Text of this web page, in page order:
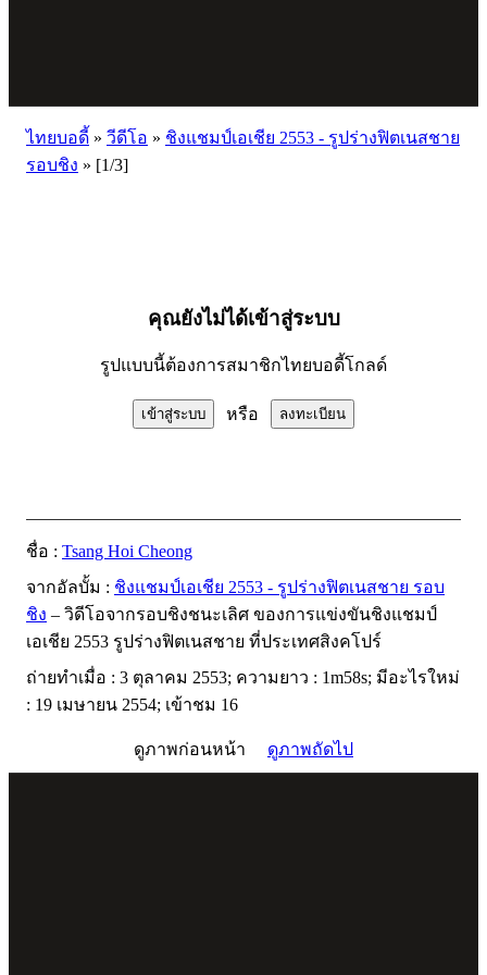
ไทยบอดี้ » วีดีโอ » ชิงแชมป์เอเชีย 2553 - รูปร่างฟิตเนสชาย
รอบชิง » [1/3]
คุณยังไม่ได้เข้าสู่ระบบ
รูปแบบนี้ต้องการสมาชิกไทยบอดี้โกลด์
หรือ
ชื่อ : Tsang Hoi Cheong
จากอัลบั้ม : ชิงแชมป์เอเชีย 2553 - รูปร่างฟิตเนสชาย รอบ
ชิง – วิดีโอจากรอบชิงชนะเลิศ ของการแข่งขันชิงแชมป์
เอเชีย 2553 รูปร่างฟิตเนสชาย ที่ประเทศสิงคโปร์
ถ่ายทำเมื่อ : 3 ตุลาคม 2553; ความยาว : 1m58s; มีอะไรใหม่
: 19 เมษายน 2554; เข้าชม 16
ดูภาพก่อนหน้า ดูภาพถัดไป